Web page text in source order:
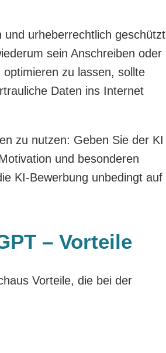
urheberrechtlich
sein Anschreiben oder
zu lassen, sollte
Daten ins Internet
zu nutzen: Geben Sie der KI
und besonderen
KI-Bewerbung unbedingt auf
– Vorteile
Vorteile, die bei der